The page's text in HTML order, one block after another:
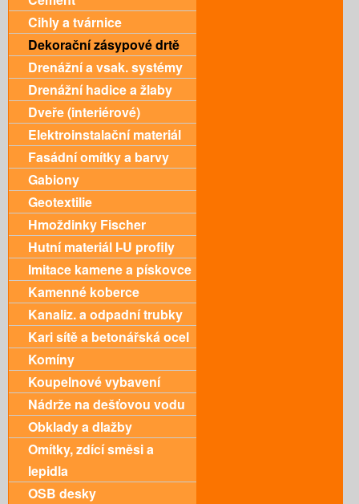
Cihly a tvárnice
Dekorační zásypové drtě
Drenážní a vsak. systémy
Drenážní hadice a žlaby
Dveře (interiérové)
Elektroinstalační materiál
Fasádní omítky a barvy
Gabiony
Geotextilie
Hmoždinky Fischer
Hutní materiál I-U profily
Imitace kamene a pískovce
Kamenné koberce
Kanaliz. a odpadní trubky
Kari sítě a betonářská ocel
Komíny
Koupelnové vybavení
Nádrže na dešťovou vodu
Obklady a dlažby
Omítky, zdící směsi a
lepidla
OSB desky